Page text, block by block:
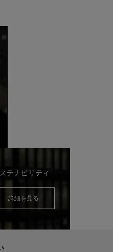
テナビリティ
詳細を見る